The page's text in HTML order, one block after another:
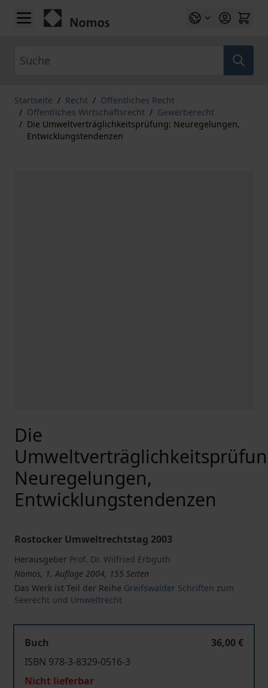
Zum Inhalt springen
Startseite / Recht / Öffentliches Recht
/ Öffentliches Wirtschaftsrecht / Gewerberecht
/ Die Umweltverträglichkeitsprüfung: Neuregelungen,
Entwicklungstendenzen
Die
Neuregelungen,
Entwicklungstendenzen
Rostocker Umweltrechtstag 2003
Herausgeber Prof. Dr. Wilfried Erbguth
Nomos, 1. Auflage 2004, 155 Seiten
Das Werk ist Teil der Reihe Greifswalder Schriften zum
Seerecht und Umweltrecht
Buch
36,00 €
ISBN 978-3-8329-0516-3
Nicht lieferbar